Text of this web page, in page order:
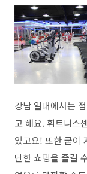
강남 일대에서는
고 해요. 휘트니스
있고요! 또한 굳이
단한 쇼핑을 즐길